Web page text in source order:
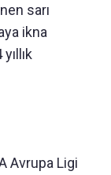
sarı
ikna
Avrupa Ligi